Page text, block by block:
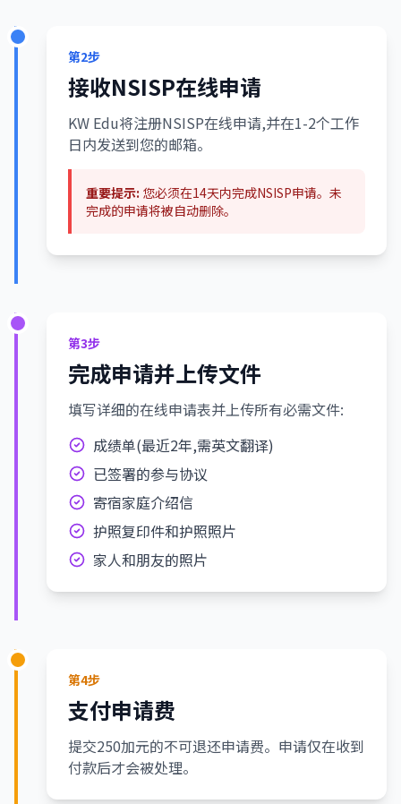
第2步
接收NSISP在线申请
KW Edu将注册NSISP在线申请,并在1-2个工作
日内发送到您的邮箱。
重要提示: 您必须在14天内完成NSISP申请。未
完成的申请将被自动删除。
第3步
完成申请并上传文件
填写详细的在线申请表并上传所有必需文件:
成绩单(最近2年,需英文翻译)
已签署的参与协议
寄宿家庭介绍信
护照复印件和护照照片
家人和朋友的照片
第4步
支付申请费
提交250加元的不可退还申请费。申请仅在收到
付款后才会被处理。